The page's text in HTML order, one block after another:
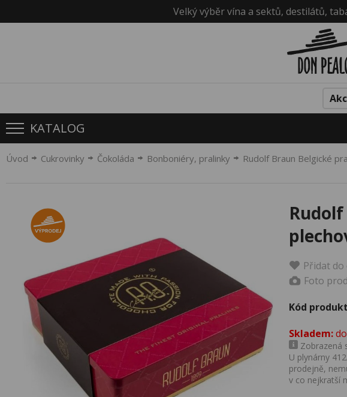
Velký výběr vína a sektů, destilátů,
KATALOG
Úvod Cukrovinky Čokoláda Bonboniéry, pralinky Rudolf Braun Belgické
Přidat
Foto
Kód
Skladem:
Zobrazená
U plynárny
prodejně,
v co nejkratší